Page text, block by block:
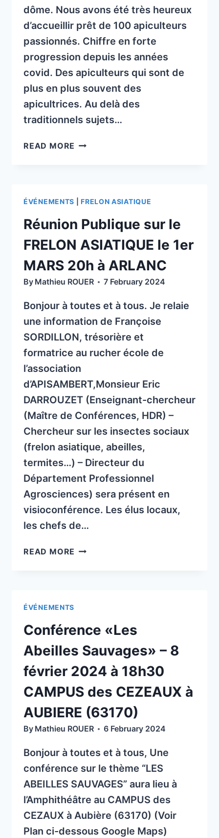
dôme. Nous avons été très heureux
d’accueillir prêt de 100 apiculteurs
passionnés. Chiffre en forte
progression depuis les années
covid. Des apiculteurs qui sont de
plus en plus souvent des
apicultrices. Au delà des
traditionnels sujets…
READ MORE RETOUR
ÉVÉNEMENTS |FRELON ASIATIQUE
Réunion Publique sur le
FRELON ASIATIQUE le 1er
MARS 20h à ARLANC
By Mathieu ROUER 7 February 2024
Bonjour à toutes et à tous. Je relaie
une information de Françoise
SORDILLON, trésorière et
formatrice au rucher école de
l’association
d’APISAMBERT,Monsieur Eric
DARROUZET (Enseignant-chercheur
(Maître de Conférences, HDR) –
Chercheur sur les insectes sociaux
(frelon asiatique, abeilles,
termites…) – Directeur du
Département Professionnel
Agrosciences) sera présent en
visioconférence. Les élus locaux,
les chefs de…
READ MORE RÉUNION
1ER
MARS
20H
À
ÉVÉNEMENTS
Conférence «Les
Abeilles Sauvages» – 8
février 2024 à 18h30
CAMPUS des CEZEAUX à
AUBIERE (63170)
By Mathieu ROUER 6 February 2024
Bonjour à toutes et à tous, Une
conférence sur le thème “LES
ABEILLES SAUVAGES” aura lieu à
l’Amphithéâtre au CAMPUS des
CEZAUX à Aubière (63170) (Voir
Plan ci-dessous Google Maps)